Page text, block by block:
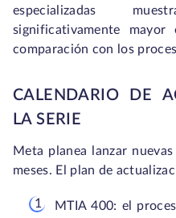
especializadas
significativamente
comparación con los
CALENDARIO DE
LA SERIE
Meta planea lanzar
meses. El plan de
MTIA 400: el